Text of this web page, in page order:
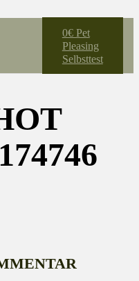
0€ Pet
Pleasing
Selbsttest